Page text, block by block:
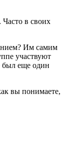
в своих
Им самим
участвуют
был еще один
вы понимаете,